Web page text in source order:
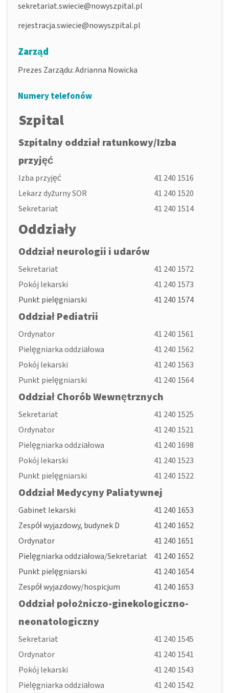
sekretariat.swiecie@nowyszpital.pl
rejestracja.swiecie@nowyszpital.pl
Zarząd
Prezes Zarządu: Adrianna Nowicka
Numery telefonów
Szpital
Szpitalny oddział ratunkowy/Izba
przyjęć
Izba przyjęć
41 240 1516
Lekarz dyżurny SOR
41 240 1520
Sekretariat
41 240 1514
Oddziały
Oddział neurologii i udarów
Sekretariat
41 240 1572
Pokój lekarski
41 240 1573
Punkt pielęgniarski
41 240 1574
Oddział Pediatrii
Ordynator
41 240 1561
Pielęgniarka oddziałowa
41 240 1562
Pokój lekarski
41 240 1563
Punkt pielęgniarski
41 240 1564
Oddział Chorób Wewnętrznych
Sekretariat
41 240 1525
Ordynator
41 240 1521
Pielęgniarka oddziałowa
41 240 1698
Pokój lekarski
41 240 1523
Punkt pielęgniarski
41 240 1522
Oddział Medycyny Paliatywnej
Gabinet lekarski
41 240 1653
Zespół wyjazdowy, budynek D
41 240 1652
Ordynator
41 240 1651
Pielęgniarka oddziałowa/Sekretariat
41 240 1652
Punkt pielęgniarski
41 240 1654
Zespół wyjazdowy/hospicjum
41 240 1653
Oddział położniczo-ginekologiczno-
neonatologiczny
Sekretariat
41 240 1545
Ordynator
41 240 1541
Pokój lekarski
41 240 1543
Pielęgniarka oddziałowa
41 240 1542